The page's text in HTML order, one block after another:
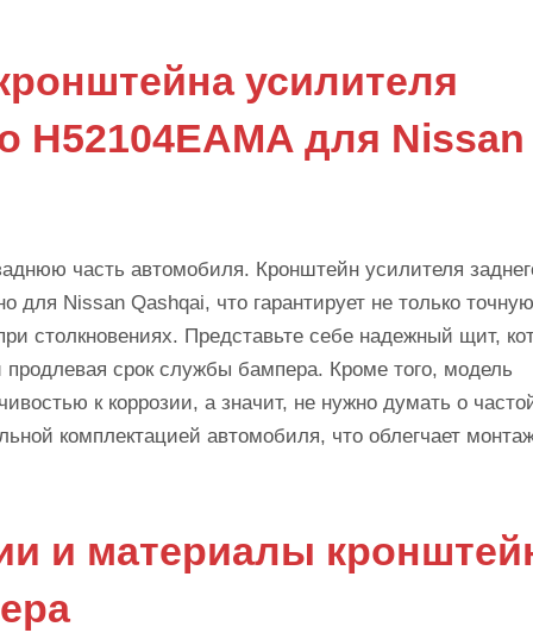
усилителя
H52104EAMA для Nissan
часть автомобиля. Кронштейн усилителя
для Nissan Qashqai, что гарантирует не только точную
столкновениях. Представьте себе надежный щит,
срок службы бампера. Кроме того, модель
к коррозии, а значит, не нужно думать о
комплектацией автомобиля, что облегчает
и материалы